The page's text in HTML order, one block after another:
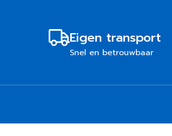
Eigen transport
Snel en betrouwbaar